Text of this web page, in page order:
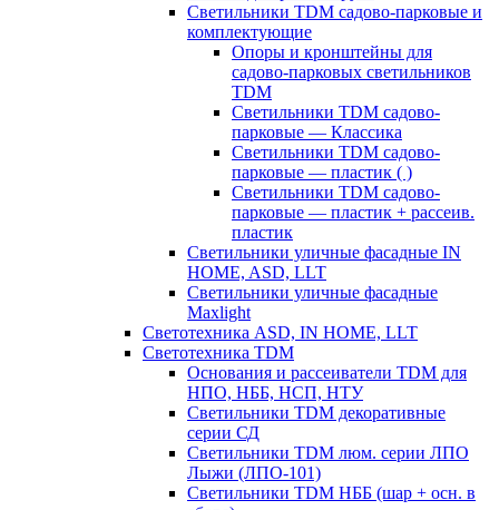
Светильники TDM садово-парковые и
комплектующие
Опоры и кронштейны для
садово-парковых светильников
TDM
Светильники TDM садово-
парковые — Классика
Светильники TDM садово-
парковые — пластик ( )
Светильники TDM садово-
парковые — пластик + рассеив.
пластик
Светильники уличные фасадные IN
HOME, ASD, LLT
Светильники уличные фасадные
Maxlight
Светотехника ASD, IN HOME, LLT
Светотехника TDM
Основания и рассеиватели TDM для
НПО, НББ, НСП, НТУ
Светильники TDM декоративные
серии СД
Светильники TDM люм. серии ЛПО
Лыжи (ЛПО-101)
Светильники TDM НББ (шар + осн. в